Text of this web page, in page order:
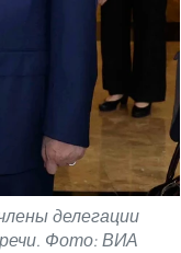
делегации
Фото: ВИА